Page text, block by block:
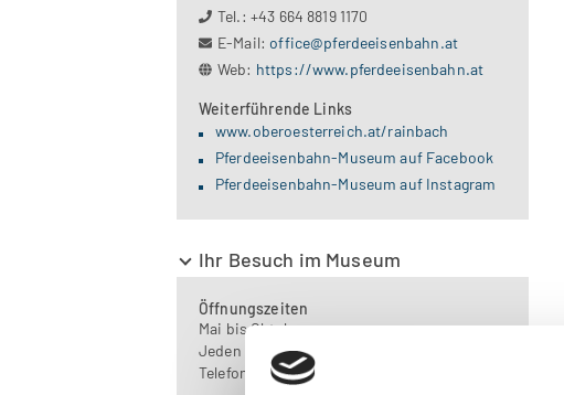
Tel.: +43 664 8819 1170
E-Mail:office@pferdeeisenbahn.at
Web: https://www.pferdeeisenbahn.at
Weiterführende Links
www.oberoesterreich.at/rainbach
Pferdeeisenbahn-Museum auf Facebook
Pferdeeisenbahn-Museum auf Instagram
Ihr Besuch im Museum
Öffnungszeiten
Mai bis Oktober
Jeden 1. und 3. Sonntag 13:00 - 16:00 Uhr
Telefonische Reservierung erbeten